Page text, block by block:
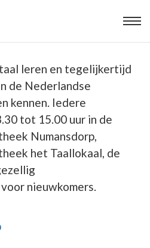
leren en tegelijkertijd
de Nederlandse
kennen. Iedere
tot 15.00 uur in de
Numansdorp,
het Taallokaal, de
nieuwkomers.